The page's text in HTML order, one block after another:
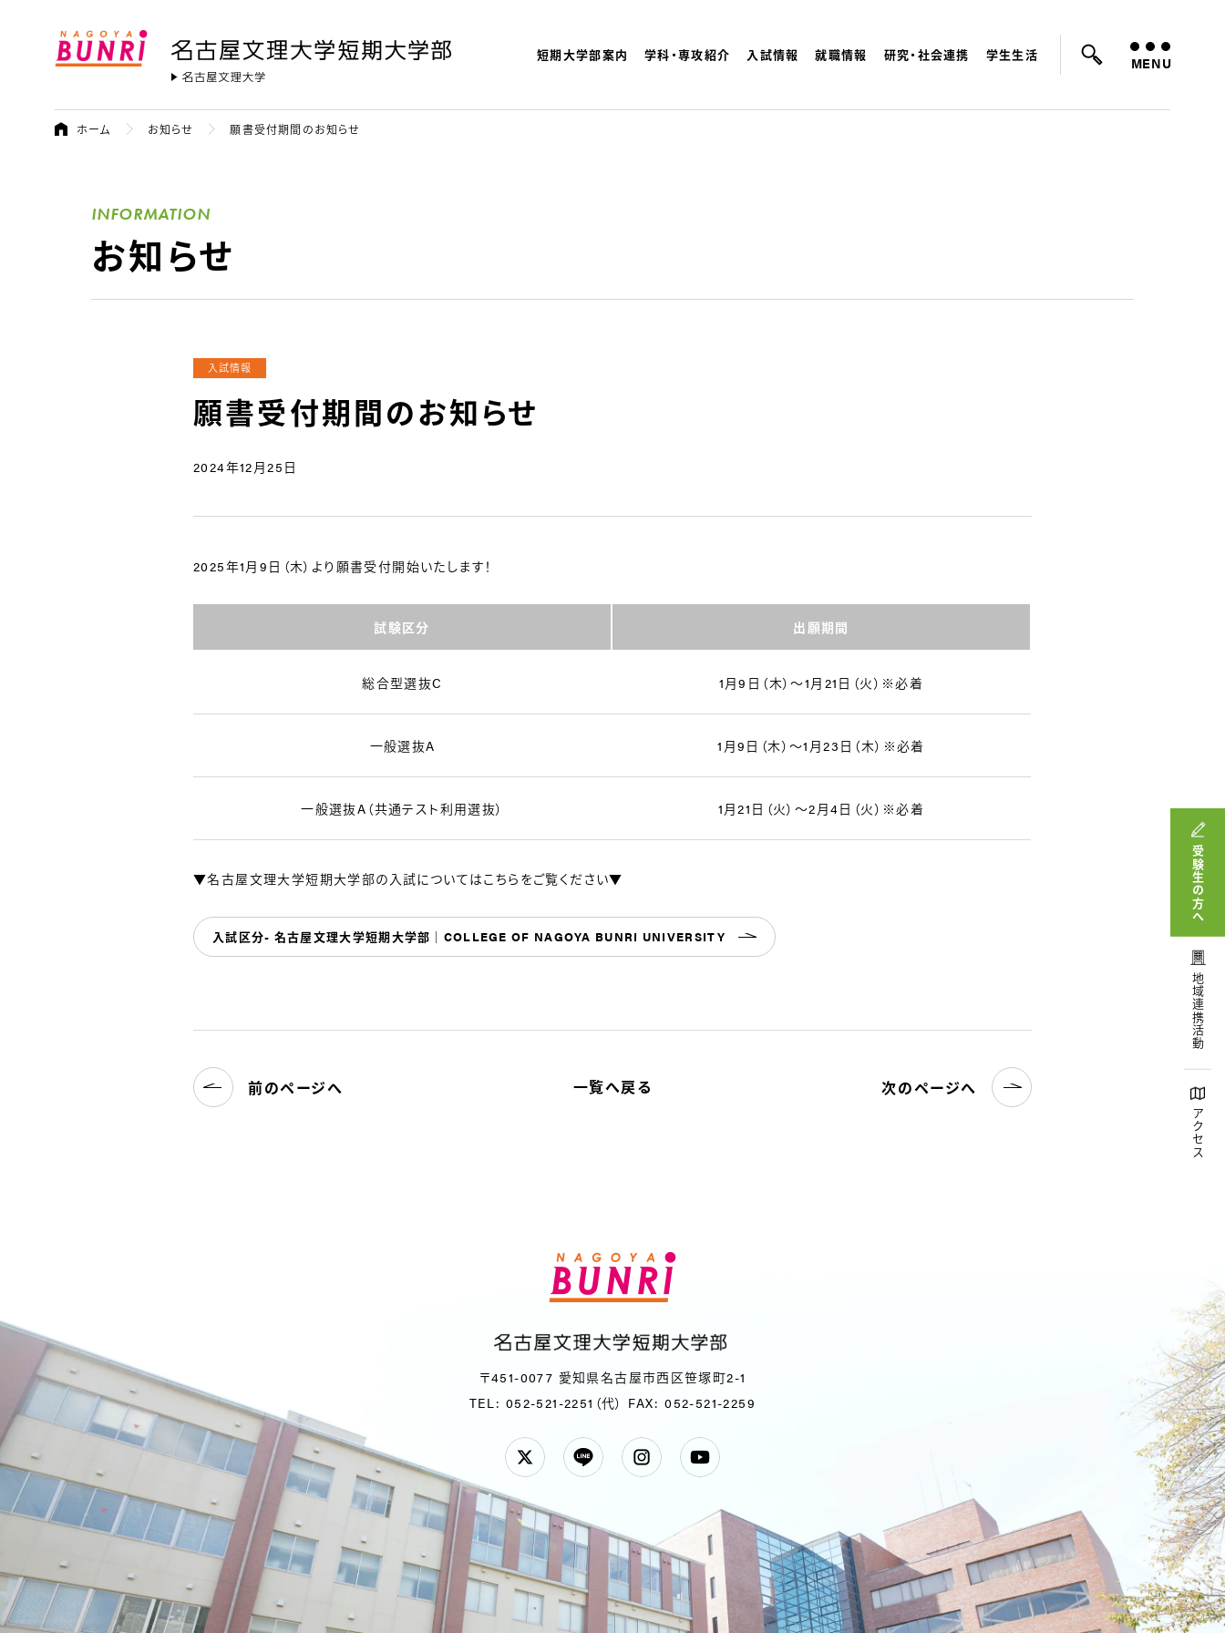
名古屋文理大学 短期大学部
短期大学部案内 学科・専攻紹介 入試情報 就職情報 研究・社会連携 学生生活
よく検索されているキーワード： 入試 学費 就職先 MENU
受験生の方へ
地域連携活動
アクセス
ホーム お知らせ 願書受付期間のお知らせ
INFORMATION
お知らせ
入試情報
願書受付期間のお知らせ
2024年12月25日
2025年1月9日（木）より願書受付開始いたします！
試験区分 出願期間
総合型選抜C 1月9日（木）～1月21日（火）※必着
一般選抜A 1月9日（木）～1月23日（木）※必着
一般選抜A（共通テスト利用選抜） 1月21日（火）～2月4日（火）※必着
▼名古屋文理大学短期大学部の入試についてはこちらをご覧ください▼
入試区分- 名古屋文理大学短期大学部｜COLLEGE OF NAGOYA BUNRI UNIVERSITY
一覧へ戻る
前のページへ 次のページへ
〒451-0077 愛知県名古屋市西区笹塚町2-1
TEL: 052-521-2251（代） FAX: 052-521-2259
Twitter